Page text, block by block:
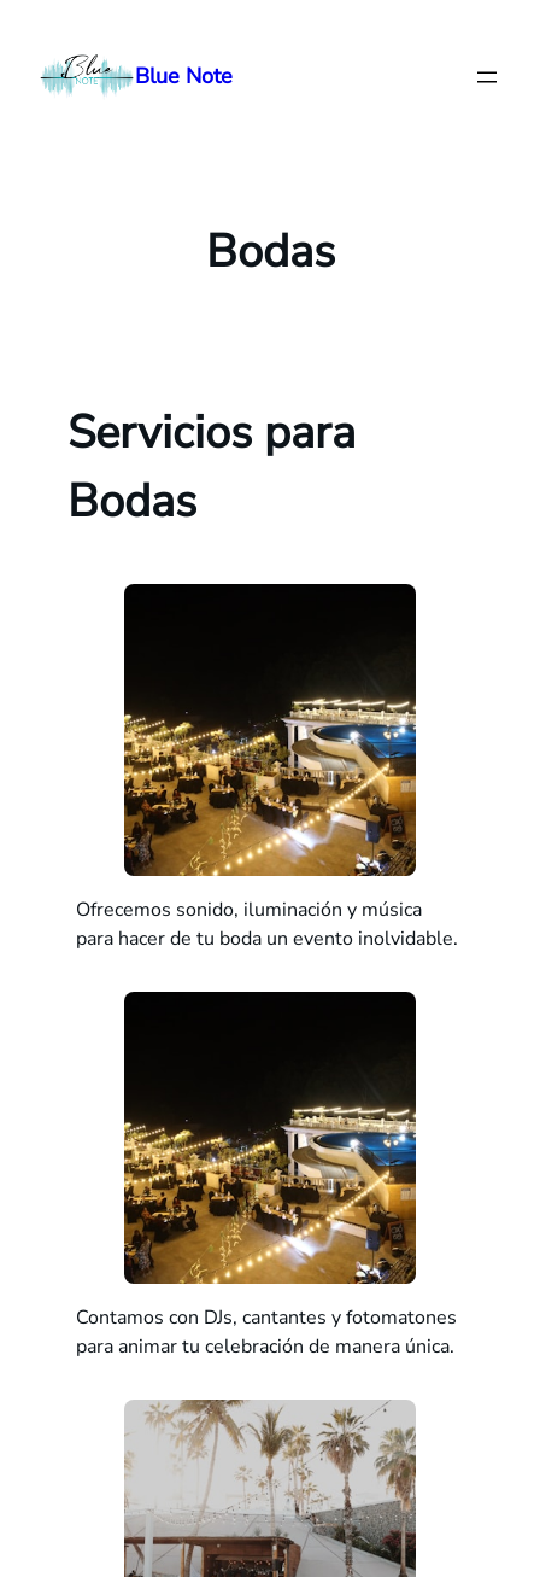
contenido
Blue Note
Bodas
Servicios para
Bodas
Ofrecemos sonido, iluminación y música
para hacer de tu boda un evento inolvidable.
Contamos con DJs, cantantes y fotomatones
para animar tu celebración de manera única.